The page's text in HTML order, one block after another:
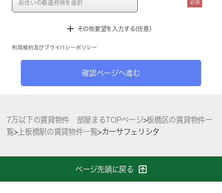
必須
その他要望を入力する(任意）
利用規約 及び プライバシーポリシー
確認ページへ進む
7万以下の賃貸物件 部屋まるTOPページ>板橋区の賃貸物件一
覧>上板橋駅の賃貸物件一覧>カーサフェリシタ
ページ先頭に戻る